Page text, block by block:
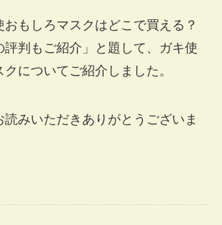
もしろマスクはどこで買える？
評判もご紹介」と題して、ガキ使
についてご紹介しました。
読みいただきありがとうございま